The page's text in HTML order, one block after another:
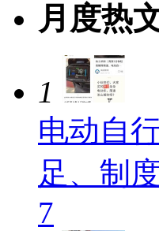
月度热
1
电动自
足、制
7